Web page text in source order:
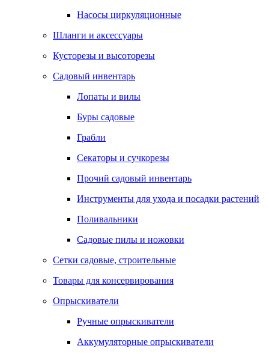
Насосы циркуляционные
Шланги и аксессуары
Кусторезы и высоторезы
Садовый инвентарь
Лопаты и вилы
Буры садовые
Грабли
Секаторы и сучкорезы
Прочий садовый инвентарь
Инструменты для ухода и посадки растений
Поливальники
Садовые пилы и ножовки
Сетки садовые, строительные
Товары для консервирования
Опрыскиватели
Ручные опрыскиватели
Аккумуляторные опрыскиватели